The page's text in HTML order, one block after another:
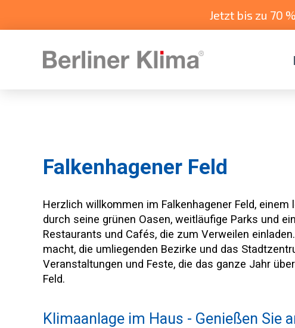
Jetzt bis zu 70
Falkenhagener Feld
Herzlich willkommen im Falkenhagener Feld,
durch seine grünen Oasen, weitläufige Parks und
Restaurants und Cafés, die zum Verweilen
macht, die umliegenden Bezirke und das
Veranstaltungen und Feste, die das ganze Jahr
Feld.
Klimaanlage im Haus - Genießen Sie